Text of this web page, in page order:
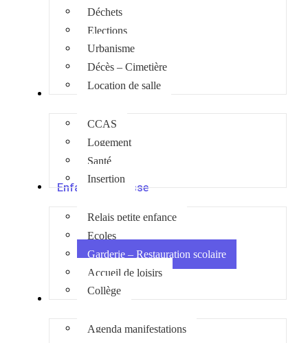
Déchets
Elections
Urbanisme
Décès – Cimetière
Location de salle
CCAS
Logement
Santé
Insertion
Enfance Jeunesse
Relais petite enfance
Ecoles
Garderie – Restauration scolaire
Accueil de loisirs
Collège
Culture et loisirs
Agenda manifestations